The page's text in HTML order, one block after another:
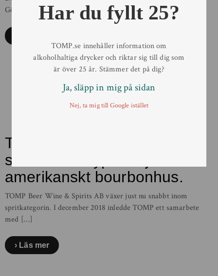
Göteborg igen. Men vi värmer upp redan på […]
TOMP tar över ledande
skotsk whiskyportfölj och
amerikanskt bourbonhus.
TOMP Beer Wine & Spirits AB växer just nu snabbt inom
spritkategorin. I december 2018 inledde TOMP ett samarbete
med […]
Läs mer
Har du fyllt 25?
TOMP.se innehåller information om
alkoholhaltiga drycker och riktar sig till dig som
är över 25 år. Stämmer det på dig?
Ja, släpp in mig på sidan
Nej, ta mig till Google istället